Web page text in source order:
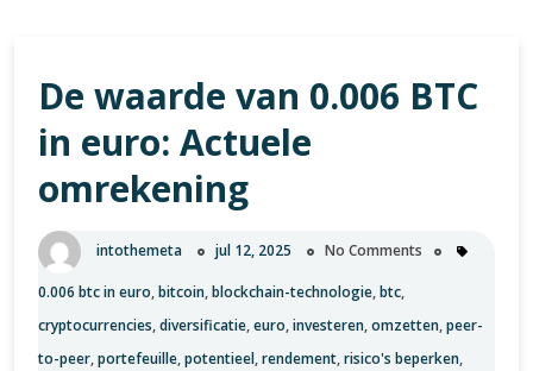
De waarde van 0.006 BTC
in euro: Actuele
omrekening
intothemeta jul 12, 2025 No Comments
0.006 btc in euro,bitcoin,blockchain-technologie,btc,
cryptocurrencies,diversificatie,euro,investeren,omzetten,peer-
to-peer,portefeuille,potentieel,rendement,risico's beperken,